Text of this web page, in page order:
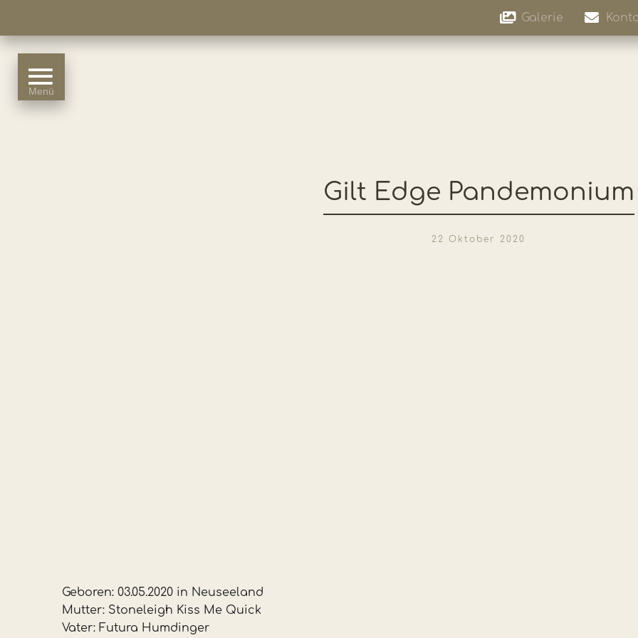
Galerie
Gilt Edge Pandemonium
22 Oktober 2020
Geboren: 03.05.2020 in Neuseeland
Mutter: Stoneleigh Kiss Me Quick
Vater: Futura Humdinger